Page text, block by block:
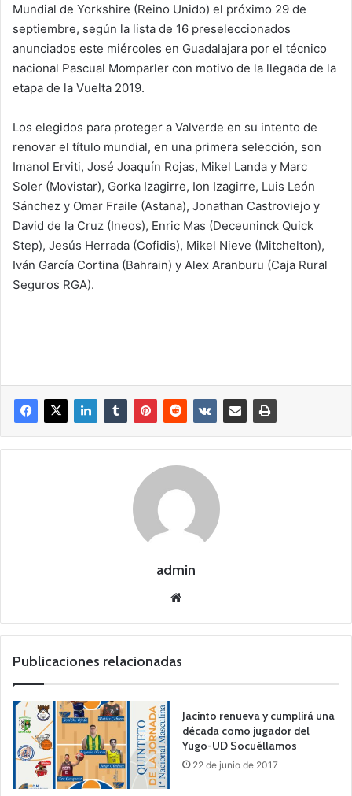
Mundial de Yorkshire (Reino Unido) el próximo 29 de
septiembre, según la lista de 16 preseleccionados
anunciados este miércoles en Guadalajara por el técnico
nacional Pascual Momparler con motivo de la llegada de la
etapa de la Vuelta 2019.
Los elegidos para proteger a Valverde en su intento de
renovar el título mundial, en una primera selección, son
Imanol Erviti, José Joaquín Rojas, Mikel Landa y Marc
Soler (Movistar), Gorka Izagirre, Ion Izagirre, Luis León
Sánchez y Omar Fraile (Astana), Jonathan Castroviejo y
David de la Cruz (Ineos), Enric Mas (Deceuninck Quick
Step), Jesús Herrada (Cofidis), Mikel Nieve (Mitchelton),
Iván García Cortina (Bahrain) y Alex Aranburu (Caja Rural
Seguros RGA).
admin
we
Publicaciones relacionadas
Jacinto renueva y cumplirá una
década como jugador del
Yugo-UD Socuéllamos
22 de junio de 2017